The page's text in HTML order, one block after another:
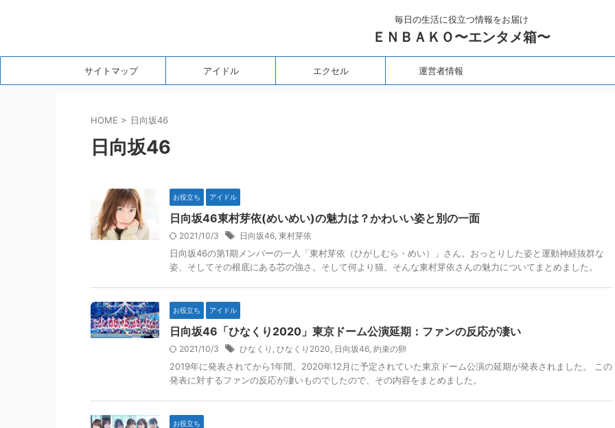
毎日の生活に役立つ情報をお届け
ＥＮＢＡＫＯ〜エンタメ箱〜
サイトマップ アイドル エクセル 運営者情報
HOME > 日向坂46
日向坂46
お役立ち アイドル
日向坂46東村芽依(めいめい)の魅力は？かわいい姿と別の一面
2021/10/3 日向坂46, 東村芽依
日向坂46の第1期メンバーの一人「東村芽依（ひがしむら・めい）」さん。おっとりした姿と運動神経抜群な
姿、そしてその根底にある芯の強さ。そして何より猫。そんな東村芽依さんの魅力についてまとめました。
お役立ち アイドル
日向坂46「ひなくり2020」東京ドーム公演延期：ファンの反応が凄い
2021/10/3 ひなくり , ひなくり2020, 日向坂46, 約束の卵
2019年に発表されてから1年間、2020年12月に予定されていた東京ドーム公演の延期が発表されました。 この
発表に対するファンの反応が凄いものでしたので、その内容をまとめました。
お役立ち